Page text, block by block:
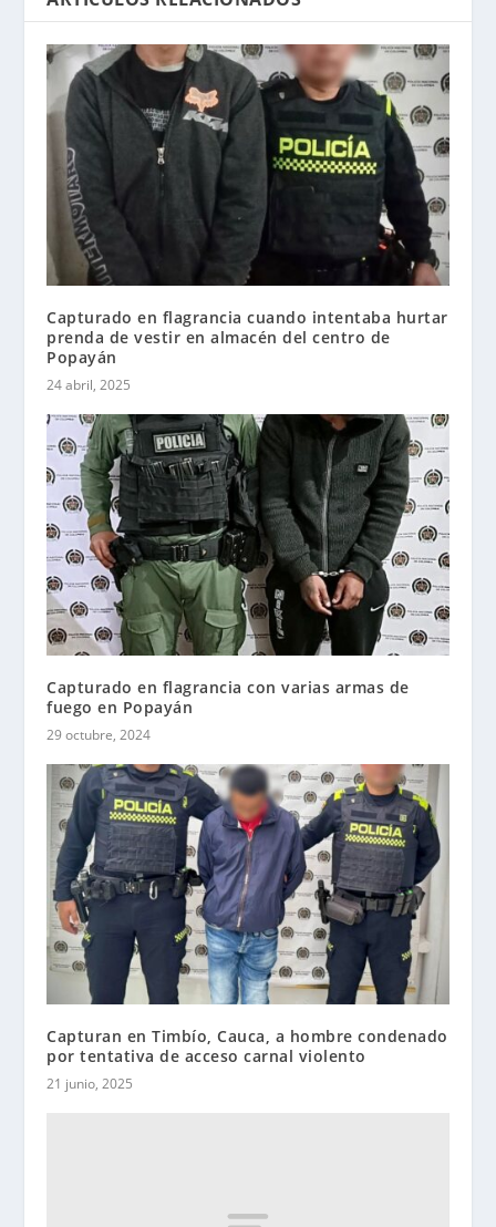
Capturado en flagrancia cuando intentaba hurtar
prenda de vestir en almacén del centro de
Popayán
24 abril, 2025
Capturado en flagrancia con varias armas de
fuego en Popayán
29 octubre, 2024
Capturan en Timbío, Cauca, a hombre condenado
por tentativa de acceso carnal violento
21 junio, 2025